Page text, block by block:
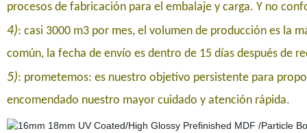
procesos de fabricación para el embalaje y carga. Y no
4): casi 3000 m3 por mes, el volumen de producción es la
común, la fecha de envío es dentro de 15 días después de
5): prometemos: es nuestro objetivo persistente para
encomendado nuestro mayor cuidado y atención rápida.